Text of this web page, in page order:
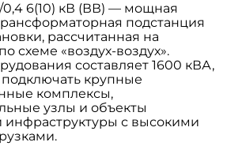
0,4 6(10) кВ (ВВ) — мощная
подстанция
рассчитанная на
схеме «воздух-воздух».
составляет 1600 кВА,
подключать крупные
комплексы,
узлы и объекты
инфраструктуры с высокими